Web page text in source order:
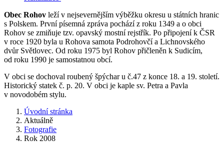
Obec Rohov leží v nejsevernějším výběžku okresu u státních hranic
s Polskem. První písemná zpráva pochází z roku 1349 a o obci
Rohov se zmiňuje tzv. opavský mostní rejstřík. Po připojení k ČSR
v roce 1920 byla u Rohova samota Podrohovčí a Lichnovského
dvůr Světlovec. Od roku 1975 byl Rohov přičleněn k Sudicím,
od roku 1990 je samostatnou obcí.
V obci se dochoval roubený špýchar u č.47 z konce 18. a 19. století.
Historický statek č. p. 20. V obci je kaple sv. Petra a Pavla
v novodobém stylu.
Úvodní stránka
Aktuálně
Fotografie
Rok 2008